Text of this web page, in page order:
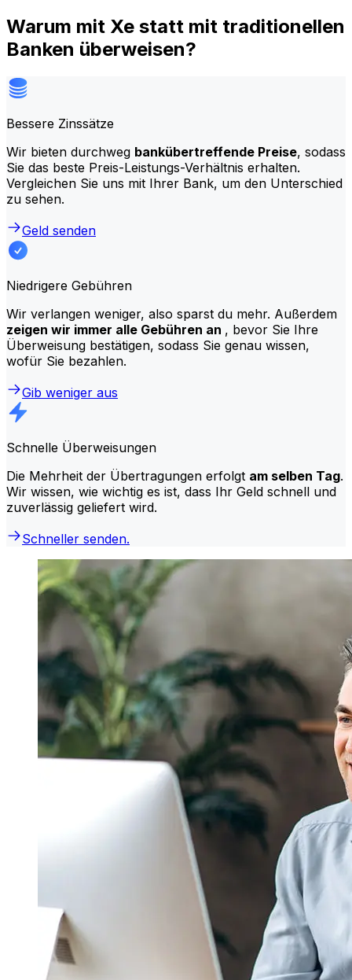
Warum mit Xe statt mit traditionellen
Banken überweisen?
Bessere Zinssätze
Wir bieten durchweg bankübertreffende Preise, sodass
Sie das beste Preis-Leistungs-Verhältnis erhalten.
Vergleichen Sie uns mit Ihrer Bank, um den Unterschied
zu sehen.
Geld senden
Niedrigere Gebühren
Wir verlangen weniger, also sparst du mehr. Außerdem
zeigen wir immer alle Gebühren an , bevor Sie Ihre
Überweisung bestätigen, sodass Sie genau wissen,
wofür Sie bezahlen.
Gib weniger aus
Schnelle Überweisungen
Die Mehrheit der Übertragungen erfolgt am selben Tag.
Wir wissen, wie wichtig es ist, dass Ihr Geld schnell und
zuverlässig geliefert wird.
Schneller senden.